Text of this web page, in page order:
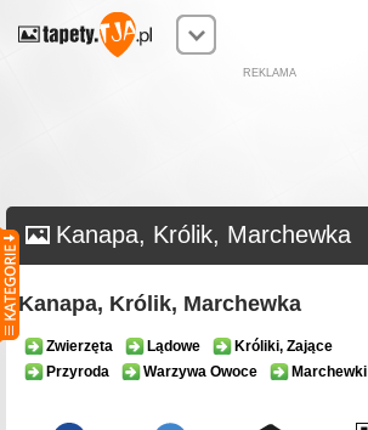
REKLAMA
Kanapa, Królik, Marchewka
Kanapa, Królik, Marchewka
Zwierzęta Lądowe
Króliki, Zające
Przyroda
Warzywa Owoce Marchewki